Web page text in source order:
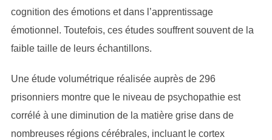
cognition des émotions et dans l’apprentissage
émotionnel. Toutefois, ces études souffrent souvent de la
faible taille de leurs échantillons.
Une étude volumétrique réalisée auprès de 296
prisonniers montre que le niveau de psychopathie est
corrélé à une diminution de la matière grise dans de
nombreuses régions cérébrales, incluant le cortex